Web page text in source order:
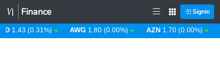
Finance Signin
1.43 (0.31%) AWG 1.80 (0.00%) AZN 1.70 (0.00%)